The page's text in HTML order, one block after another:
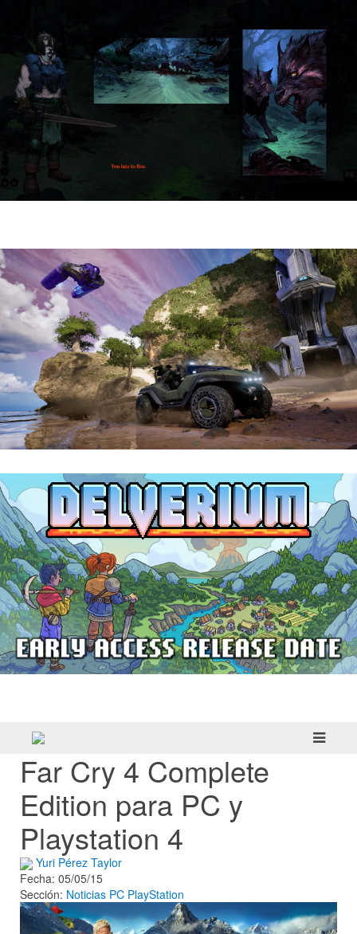
Far Cry 4 Complete
Edition para PC y
Playstation 4
Yuri Pérez Taylor
Fecha: 05/05/15
Sección: Noticias PC PlayStation